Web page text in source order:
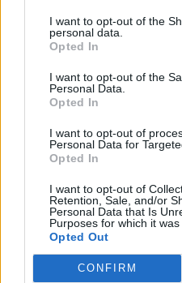
I want to opt-out of the
personal data.
Opted In
I want to opt-out of the
Personal Data.
Opted In
I want to opt-out of
Personal Data for
Opted In
I want to opt-out of
Retention, Sale, and/or
Personal Data that Is
Purposes for which it was
Opted Out
CONFIRM
régions et les spécialités
ARTICLES CONNEXES